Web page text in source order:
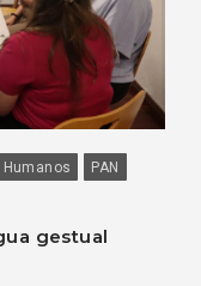
PAN
gestual